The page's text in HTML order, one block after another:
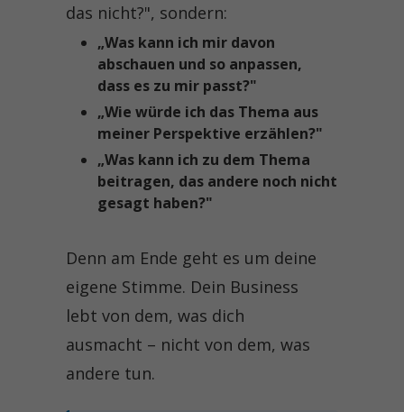
das nicht?", sondern:
„Was kann ich mir davon
abschauen und so anpassen,
dass es zu mir passt?"
„Wie würde ich das Thema aus
meiner Perspektive erzählen?"
„Was kann ich zu dem Thema
beitragen, das andere noch nicht
gesagt haben?"
Denn am Ende geht es um deine
eigene Stimme. Dein Business
lebt von dem, was dich
ausmacht – nicht von dem, was
andere tun.